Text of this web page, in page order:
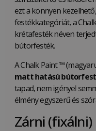
ezt a könnyen
festékkategóriát, a
krétafesték néven
bútorfesték.
A Chalk Paint ™
matt hatású
tapad, nem igényel
élmény egyszerű és
Zárni